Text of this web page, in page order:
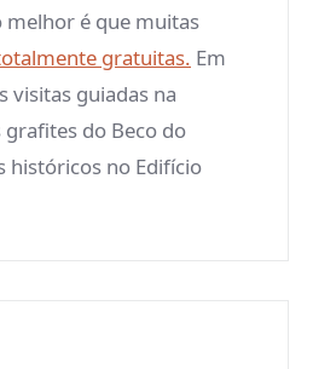
melhor é que muitas
gratuitas. Em
visitas guiadas na
grafites do Beco do
históricos no Edifício